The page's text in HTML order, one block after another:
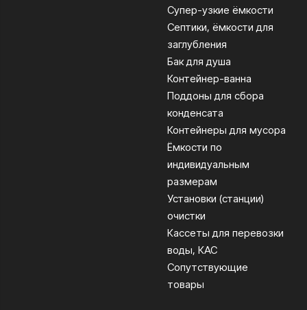
Супер-узкие ёмкости
Септики, ёмкости для
заглубления
Бак для душа
Контейнер-ванна
Поддоны для сбора
конденсата
Контейнеры для мусора
Ёмкости по
индивидуальным
размерам
Установки (станции)
очистки
Кассеты для перевозки
воды, КАС
Сопутствующие
товары